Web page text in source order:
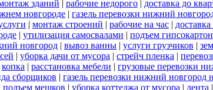
зданий | рабочие недорого | доставка до
новгороде | газель перевозки нижний
| монтаж строений | рабочие на час |
| утилизация самосвалами | подъем
новгород | вывоз ванны | услуги грузчиков |
| уборка дачи от мусора | стрейч пленка |
копка | расстановка мебели | грузовые перевозки
сборщиков | газель перевозки нижний новгород
подъем мешков | уборка коттеджа от мусора | лента |